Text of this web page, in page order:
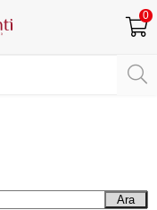
0
Ara